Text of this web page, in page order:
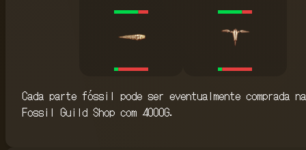
Cada parte fóssil pode ser eventualmente comprada na
Fossil Guild Shop com 4000G.